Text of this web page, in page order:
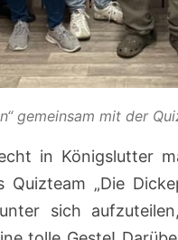
gemeinsam mit der
in Königslutter
Quizteam „Die
sich